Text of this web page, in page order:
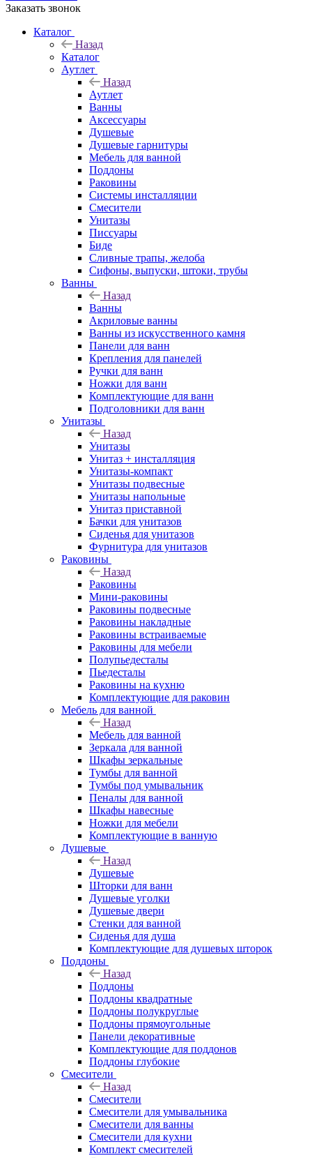
Заказать звонок
Каталог
Назад
Каталог
Аутлет
Назад
Аутлет
Ванны
Аксессуары
Душевые
Душевые гарнитуры
Мебель для ванной
Поддоны
Раковины
Системы инсталляции
Смесители
Унитазы
Писсуары
Биде
Сливные трапы, желоба
Сифоны, выпуски, штоки, трубы
Ванны
Назад
Ванны
Акриловые ванны
Ванны из искусственного камня
Панели для ванн
Крепления для панелей
Ручки для ванн
Ножки для ванн
Комплектующие для ванн
Подголовники для ванн
Унитазы
Назад
Унитазы
Унитаз + инсталляция
Унитазы-компакт
Унитазы подвесные
Унитазы напольные
Унитаз приставной
Бачки для унитазов
Сиденья для унитазов
Фурнитура для унитазов
Раковины
Назад
Раковины
Мини-раковины
Раковины подвесные
Раковины накладные
Раковины встраиваемые
Раковины для мебели
Полупьедесталы
Пьедесталы
Раковины на кухню
Комплектующие для раковин
Мебель для ванной
Назад
Мебель для ванной
Зеркала для ванной
Шкафы зеркальные
Тумбы для ванной
Тумбы под умывальник
Пеналы для ванной
Шкафы навесные
Ножки для мебели
Комплектующие в ванную
Душевые
Назад
Душевые
Шторки для ванн
Душевые уголки
Душевые двери
Стенки для ванной
Сиденья для душа
Комплектующие для душевых шторок
Поддоны
Назад
Поддоны
Поддоны квадратные
Поддоны полукруглые
Поддоны прямоугольные
Панели декоративные
Комплектующие для поддонов
Поддоны глубокие
Смесители
Назад
Смесители
Смесители для умывальника
Смесители для ванны
Смесители для кухни
Комплект смесителей